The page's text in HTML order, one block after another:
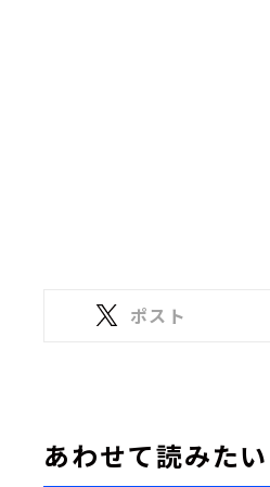
ポスト
あわせて読みたい